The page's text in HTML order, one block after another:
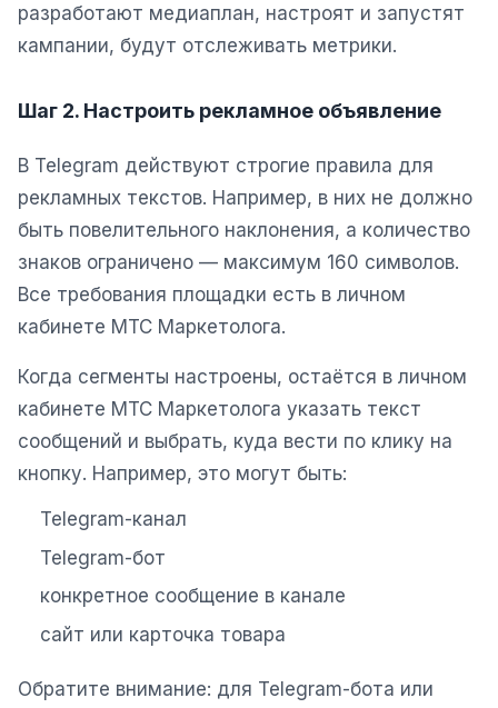
Дашборды и отчёты
BI-системы
Сквозная аналитика
GEO-продвижение в нейросетях и ИИ
разработают медиаплан, настроят и запустят
кампании, будут отслеживать метрики.
Шаг 2. Настроить рекламное объявление
В Telegram действуют строгие правила для
рекламных текстов. Например, в них не должно
быть повелительного наклонения, а количество
знаков ограничено — максимум 160 символов.
Все требования площадки есть в личном
кабинете МТС Маркетолога.
Когда сегменты настроены, остаётся в личном
кабинете МТС Маркетолога указать текст
сообщений и выбрать, куда вести по клику на
кнопку. Например, это могут быть:
Telegram-канал
Telegram-бот
конкретное сообщение в канале
сайт или карточка товара
Обратите внимание: для Telegram-бота или